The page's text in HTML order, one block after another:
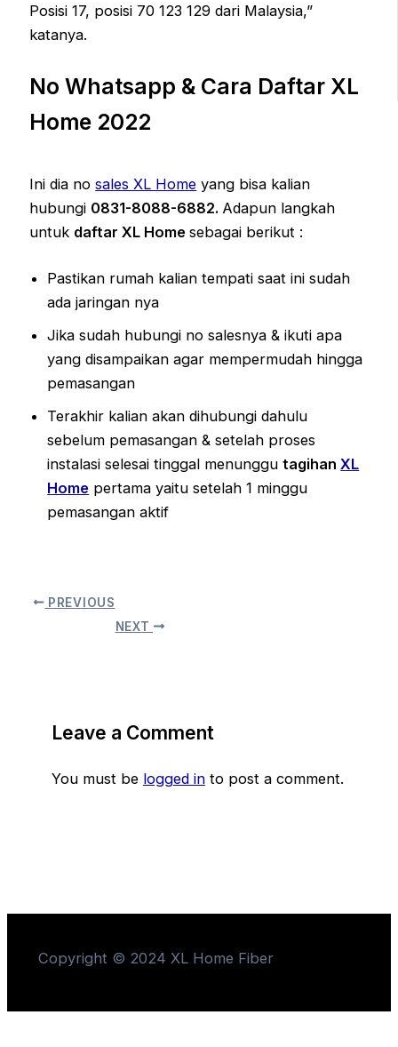
Posisi 17, posisi 70 123 129 dari Malaysia,”
katanya.
No Whatsapp & Cara Daftar XL
Home 2022
Ini dia nosales XL Home yang bisa kalian
hubungi 0831-8088-6882. Adapun langkah
untuk daftar XL Homesebagai berikut :
Pastikan rumah kalian tempati saat ini sudah
ada jaringan nya
Jika sudah hubungi no salesnya & ikuti apa
yang disampaikan agar mempermudah hingga
pemasangan
Terakhir kalian akan dihubungi dahulu
sebelum pemasangan & setelah proses
instalasi selesai tinggal menunggutagihanXL
Home pertama yaitu setelah 1 minggu
pemasangan aktif
PREVIOUS
NEXT
Leave a Comment
You must be logged into post a comment.
Copyright © 2024 XL Home Fiber